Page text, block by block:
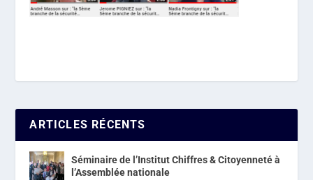
ARTICLES RÉCENTS
Séminaire de l’Institut Chiffres & Citoyenneté à
l’Assemblée nationale